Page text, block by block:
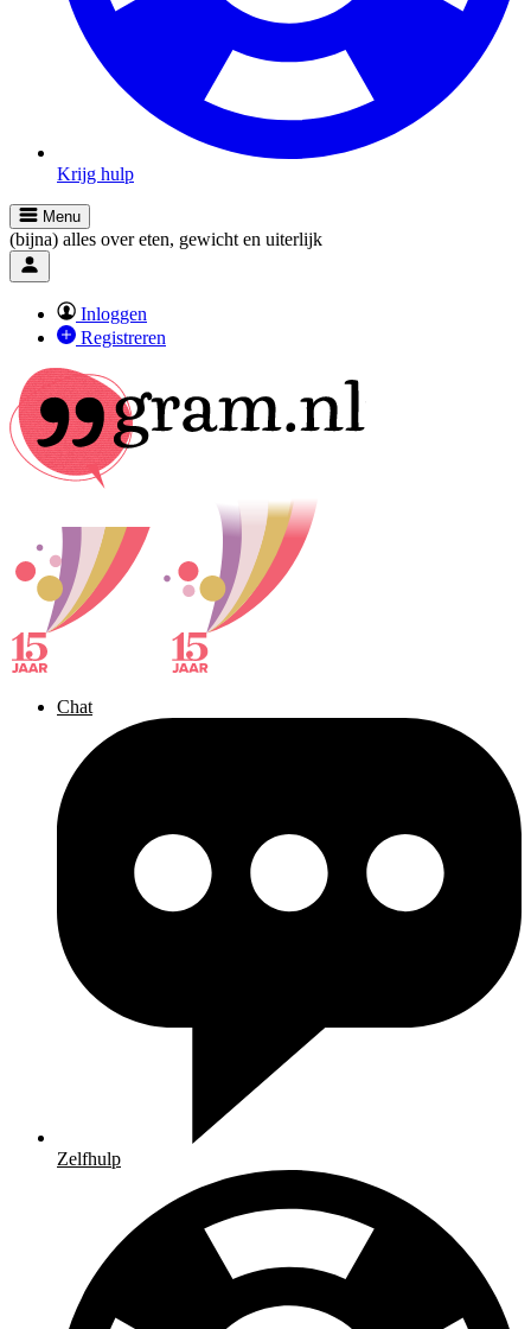
Krijg hulp
Menu
(bijna) alles over eten, gewicht en uiterlijk
Inloggen
Registreren
Chat
Zelfhulp